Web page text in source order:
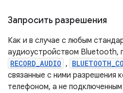
Запросить разрешения
Как и в случае с любым
аудиоустройством Bluetooth,
RECORD_AUDIO ,
связанные с ними разрешения
телефоном, а не